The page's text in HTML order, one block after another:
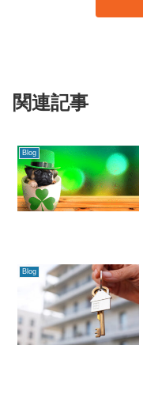
関連記事
Blog
Blog